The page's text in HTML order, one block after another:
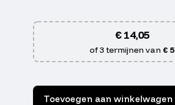
€14,05
of 3 termijnen van € 5
Toevoegen aan winkelwagen